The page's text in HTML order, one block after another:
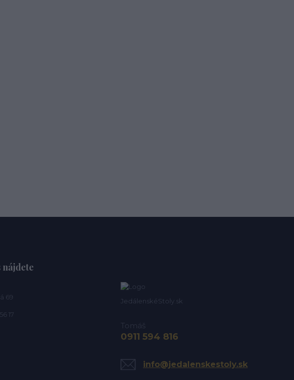
nájdete
69
17
JedálenskéStoly.sk
Tomáš
0911 594 816
info@jedalenskestoly.sk